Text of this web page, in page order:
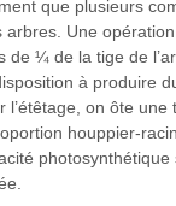
que plusieurs
Une
de ¼ de la tige de
à produire
l’étêtage, on ôte une
houppier-
photosynthétique